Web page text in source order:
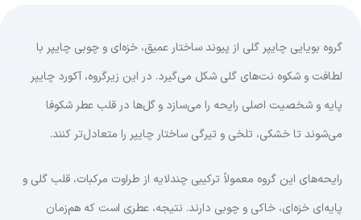
گروه بویایی چایپر گلی از پیوند ساختار عمیق، خزه‌ای و چوبی چایپر با
لطافت و شکوه نت‌های گلی شکل می‌گیرد. در این زیرگروه، آکورد چایپر
پایه و شخصیت اصلی رایحه را می‌سازد و گل‌ها در قلب عطر شکوفا
می‌شوند تا خشکی، تلخی و تیرگی ساختار چایپر را متعادل‌تر کنند.
رایحه‌های این گروه معمولاً ترکیبی چندلایه از طراوت مرکبات، قلب گلی و
پایه‌ای خزه‌ای، خاکی و چوبی دارند. نتیجه، عطری است که هم‌زمان